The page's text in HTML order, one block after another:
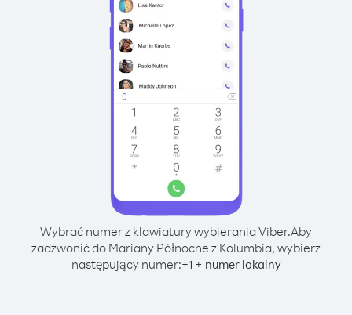
Wybrać numer z klawiatury wybierania Viber.Aby
zadzwonić do Mariany Północne z Kolumbia, wybierz
następujący numer:+1+ numer lokalny